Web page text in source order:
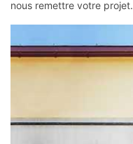
nous remettre votre projet.